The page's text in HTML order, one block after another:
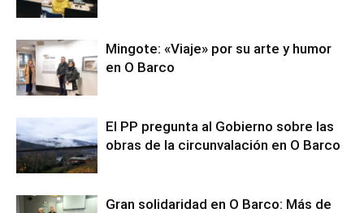
Mingote: «Viaje» por su arte y humor
en O Barco
El PP pregunta al Gobierno sobre las
obras de la circunvalación en O Barco
Gran solidaridad en O Barco: Más de